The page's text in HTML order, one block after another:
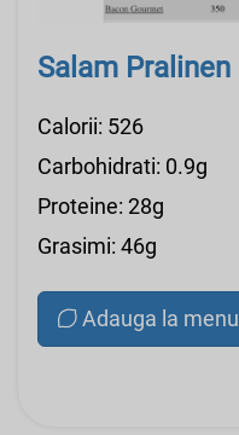
Salam Pralinen
Calorii: 526
Carbohidrati: 0.9g
Proteine: 28g
Grasimi: 46g
Adauga la menu